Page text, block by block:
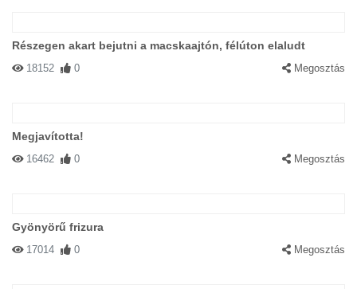
Részegen akart bejutni a macskaajtón, félúton elaludt
18152 0 Megosztás
Megjavította!
16462 0 Megosztás
Gyönyörű frizura
17014 0 Megosztás